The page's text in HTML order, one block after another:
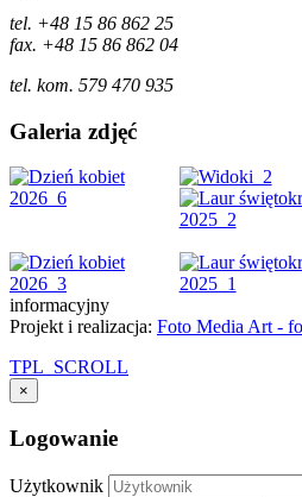
tel. +48 15 86 862 25
fax. +48 15 86 862 04
tel. kom. 579 470 935
Galeria zdjęć
informacyjny
Projekt i realizacja: Foto Media Art -
TPL_SCROLL
×
Logowanie
Użytkownik